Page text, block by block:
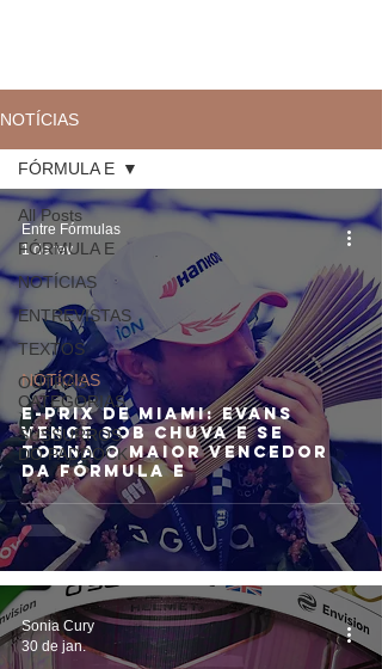
NOTÍCIAS
All Posts
FÓRMULA E
NOTÍCIAS
ENTREVISTAS
TEXTOS
OUTRAS
CATEGORIAS
SUSSURROS
DO PADDOCK
FÓRMULA E
E-PRIX DE MIAMI: Evans
vence sob chuva e se
torna o maior vencedor
da Fórmula E
NOTÍCIAS
Entre Fórmulas
1 de fev.
Sonia Cury
30 de jan.